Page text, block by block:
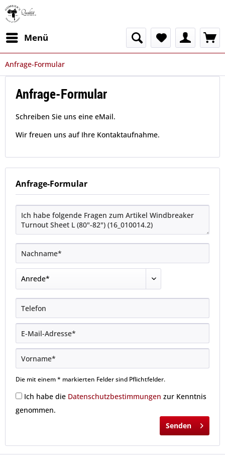
Menü
Anfrage-Formular
Anfrage-Formular
Schreiben Sie uns eine eMail.
Wir freuen uns auf Ihre Kontaktaufnahme.
Anfrage-Formular
Die mit einem * markierten Felder sind Pflichtfelder.
Ich habe die Datenschutzbestimmungen zur Kenntnis
genommen.
Senden